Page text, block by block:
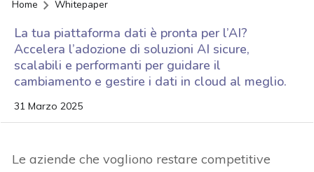
Home Whitepaper
La tua piattaforma dati è pronta per l’AI?
Accelera l’adozione di soluzioni AI sicure,
scalabili e performanti per guidare il
cambiamento e gestire i dati in cloud al meglio.
31 Marzo 2025
Le aziende che vogliono restare competitive